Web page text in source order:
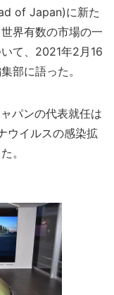
of Japan)に新た
界有数の市場の一
て、2021年2月16
部に語った。
パンの代表就任は
ウイルスの感染拡
。